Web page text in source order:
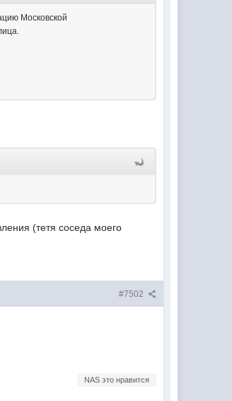
Московской
(тетя соседа моего
#7502
NAS это нравится